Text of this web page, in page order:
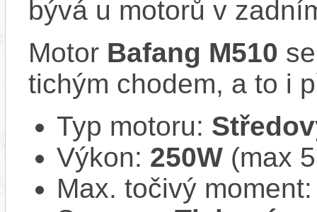
bývá u motorů v
Motor Bafang M510
tichým chodem, a to i
Typ motoru:
Výkon: 250W (max
Max. točivý